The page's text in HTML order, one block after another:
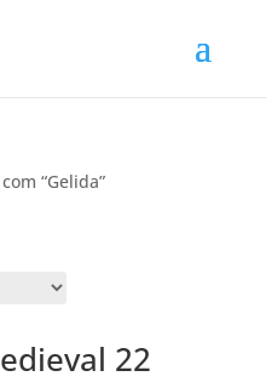
“Gelida”
22